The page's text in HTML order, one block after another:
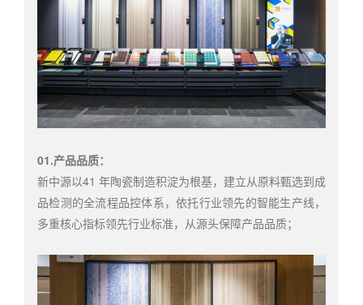
01.产品品质：
新中源以41 年陶瓷制造积淀为根基，建立从原料甄选到成
品检测的全流程品控体系，依托行业领先的智能生产线，
多重核心指标领先行业标准，从源头保障产品品质；